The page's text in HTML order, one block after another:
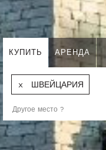
КУПИТЬ АРЕНДА
ШВЕЙЦАРИЯ